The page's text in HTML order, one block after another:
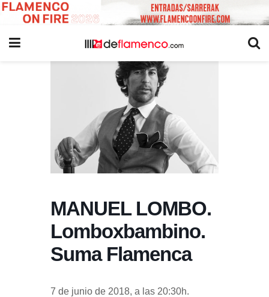
MANUEL LOMBO.
Lomboxbambino.
Suma Flamenca
7 de junio de 2018, a las 20:30h.